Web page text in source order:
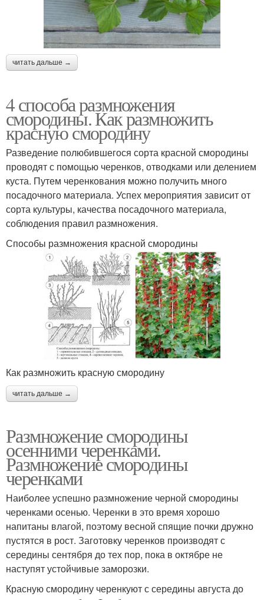
читать дальше →
4 способа размножения
смородины. Как размножить
красную смородину
Разведение полюбившегося сорта красной смородины
проводят с помощью черенков, отводками или делением
куста. Путем черенкования можно получить много
посадочного материала. Успех мероприятия зависит от
сорта культуры, качества посадочного материала,
соблюдения правил размножения.
Способы размножения красной смородины
Как размножить красную смородину
читать дальше →
Размножение смородины
осенними черенками.
Размножение смородины
черенками
Наиболее успешно размножение черной смородины
черенками осенью. Черенки в это время хорошо
напитаны влагой, поэтому весной спящие почки дружно
пустятся в рост. Заготовку черенков производят с
середины сентября до тех пор, пока в октябре не
наступят устойчивые заморозки.
Красную смородину черенкуют с середины августа до